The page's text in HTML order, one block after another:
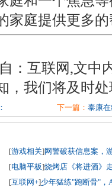
家庭提供更多
：互联网,文中
，我们将及时
下一篇： 泰康
[游戏相关]网警破获信息案，
[电脑平板]烧烤店《将进酒》
[互联网+]少年猛练"跑断骨"，